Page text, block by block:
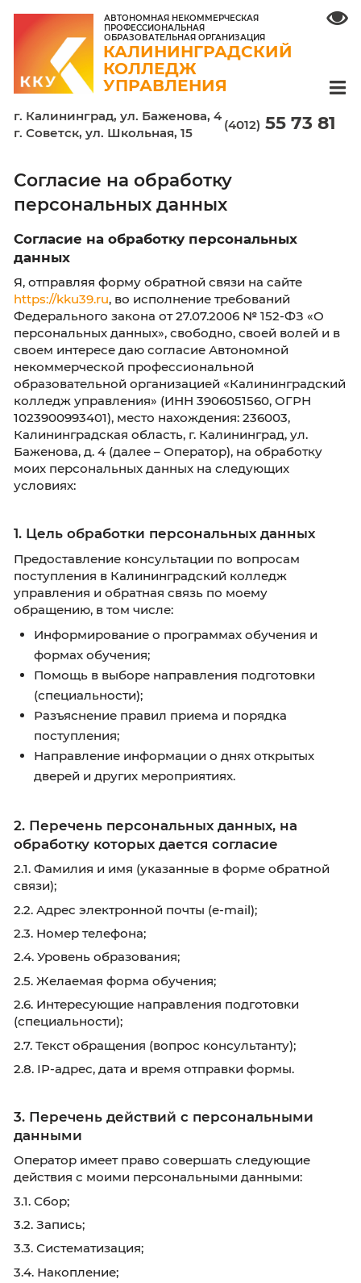
АВТОНОМНАЯ НЕКОММЕРЧЕСКАЯ
ПРОФЕССИОНАЛЬНАЯ
ОБРАЗОВАТЕЛЬНАЯ ОРГАНИЗАЦИЯ
КАЛИНИНГРАДСКИЙ
КОЛЛЕДЖ
г. Калининград, ул. Баженова, 4
Согласие на обработку
персональных данных
Согласие на обработку персональных
данных
Я, отправляя форму обратной связи на сайте
https://kku39.ru, во исполнение требований
Федерального закона от 27.07.2006 № 152-
персональных данных», свободно, своей
своем интересе даю согласие Автономной
некоммерческой профессиональной
образовательной организацией
колледж управления» (ИНН 3906051560,
1023900993401), место нахождения: 236003,
Баженова, д. 4 (далее – Оператор), на
моих персональных данных на следующих
условиях:
1. Цель обработки персональных
Предоставление консультации по вопросам
поступления в Калининградский колледж
управления и обратная связь по моему
обращению, в том числе:
Информирование о программах
формах обучения;
(специальности);
Разъяснение правил приема и порядка
поступления;
2. Перечень персональных данных, на
обработку которых дается согласие
2.1. Фамилия и имя (указанные в форме
связи);
2.3. Номер телефона;
2.4. Уровень образования;
2.5. Желаемая форма обучения;
2.6. Интересующие направления подготовки
2.7. Текст обращения (вопрос консультанту);
2.8. IP-адрес, дата и время отправки формы.